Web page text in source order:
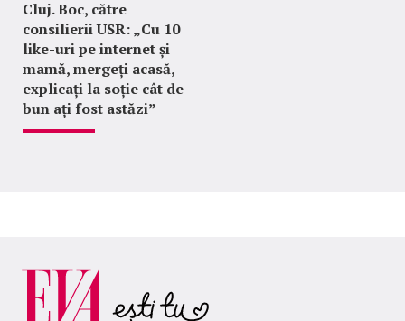
Cluj. Boc, către
consilierii USR: „Cu 10
like-uri pe internet și
mamă, mergeți acasă,
explicați la soție cât de
bun ați fost astăzi”